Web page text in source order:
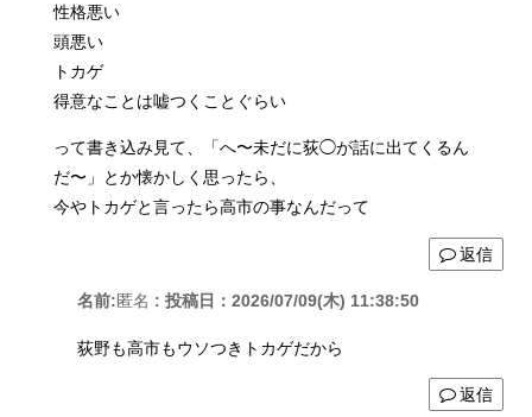
性格悪い
頭悪い
トカゲ
得意なことは嘘つくことぐらい
って書き込み見て、「へ〜未だに荻◯が話に出てくるん
だ〜」とか懐かしく思ったら、
今やトカゲと言ったら高市の事なんだって
返信
名前:匿名 : 投稿日：2026/07/09(木) 11:38:50
荻野も高市もウソつきトカゲだから
返信